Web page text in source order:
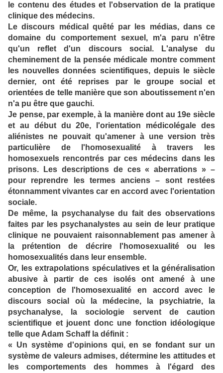
le contenu des études et l'observation de la pratique
clinique des médecins.
Le discours médical quêté par les médias, dans ce
domaine du comportement sexuel, m'a paru n'être
qu'un reflet d'un discours social. L'analyse du
cheminement de la pensée médicale montre comment
les nouvelles données scientifiques, depuis le siècle
dernier, ont été reprises par le groupe social et
orientées de telle manière que son aboutissement n'en
n'a pu être que gauchi.
Je pense, par exemple, à la manière dont au 19e siècle
et au début du 20e, l'orientation médicolégale des
aliénistes ne pouvait qu'amener à une version très
particulière de l'homosexualité à travers les
homosexuels rencontrés par ces médecins dans les
prisons. Les descriptions de ces « aberrations » –
pour reprendre les termes anciens – sont restées
étonnamment vivantes car en accord avec l'orientation
sociale.
De même, la psychanalyse du fait des observations
faites par les psychanalystes au sein de leur pratique
clinique ne pouvaient raisonnablement pas amener à
la prétention de décrire l'homosexualité ou les
homosexualités dans leur ensemble.
Or, les extrapolations spéculatives et la généralisation
abusive à partir de ces isolés ont amené à une
conception de l'homosexualité en accord avec le
discours social où la médecine, la psychiatrie, la
psychanalyse, la sociologie servent de caution
scientifique et jouent donc une fonction idéologique
telle que Adam Schaff la définit :
« Un système d'opinions qui, en se fondant sur un
système de valeurs admises, détermine les attitudes et
les comportements des hommes à l'égard des